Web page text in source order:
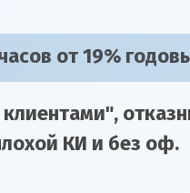
от 19%
КИ и без оф.